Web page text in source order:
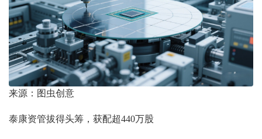
来源：图虫创意
泰康资管拔得头筹，获配超440万股